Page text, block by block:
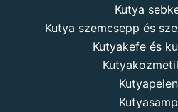
Kutya
Kutya szemcsepp és
Kutyakefe és